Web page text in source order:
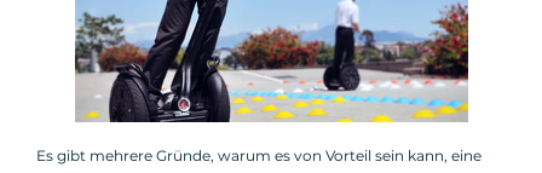
Es gibt mehrere Gründe, warum es von Vorteil sein kann, eine